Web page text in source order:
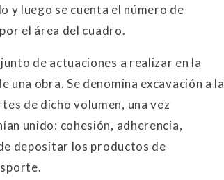
y luego se cuenta el número de
el área del cuadro.
de actuaciones a realizar en la
obra. Se denomina excavación a la
de dicho volumen, una vez
unido: cohesión, adherencia,
depositar los productos de